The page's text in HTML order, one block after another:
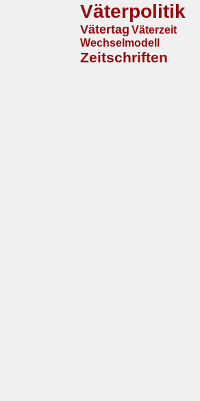
Väterpolitik
Vätertag Väterzeit
Wechselmodell
Zeitschriften